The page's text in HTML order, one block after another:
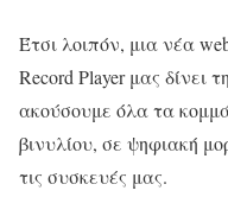
Έτσι λοιπόν, μια νέα
Record Player μας
ακούσουμε όλα τα
βινυλίου, σε ψηφιακή
τις συσκευές μας.